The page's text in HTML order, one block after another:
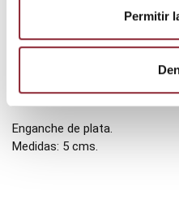
Permitir
Descripción
Detalles del producto
Enganche de plata.
Medidas: 5 cms.